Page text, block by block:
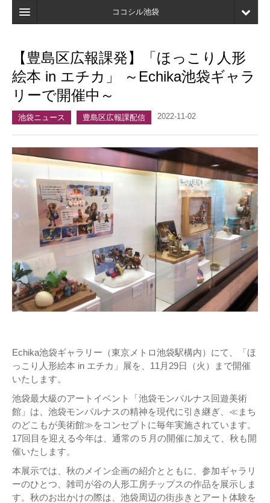
ココシル池袋
検索
店舗・施設最新情報
口コミ
マイページ
ブックマーク
【豊島区広報課発】「ほっこり人形
絵本 in エチカ」 ～Echika池袋ギャラ
リーで開催中～
池袋ニュース 豊島区広報課配信 2022-11-02
Echika池袋ギャラリー（東京メトロ池袋駅構内）にて、「ほ
っこり人形絵本 in エチカ」展を、11月29日（火）まで開催
いたします。
池袋最大級のアートイベント「池袋モンパルナス回遊美術
館」は、池袋モンパルナスの精神を現代に引き継ぎ、≪まち
のどこもが美術館≫をコンセプトに毎年実施されています。
17回目を迎える今年は、通常の５月の開催に加えて、秋も開
催いたします。
本展示では、秋のメイン企画の紹介とともに、参加ギャラリ
ーのひとつ、雑司が谷の人形工房チップスの作品を展示しま
す。秋のお出かけの際は、池袋周辺の街歩きとアート体験を